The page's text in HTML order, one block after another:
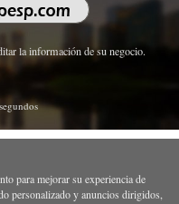
la información de su negocio.
para mejorar su experiencia de
personalizado y anuncios dirigidos,